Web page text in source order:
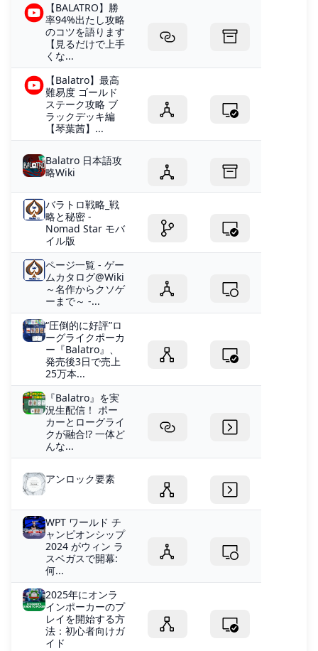
【BALATRO】勝
率94%出たし攻略
のコツを語ります
【見るだけで上手
くな...
【Balatro】最高
難易度 ゴールド
ステーク攻略 ブ
ラックデッキ編
【琴葉茜】...
Balatro 日本語攻
略Wiki
バラトロ戦略_戦
略と秘密 -
Nomad Star モバ
イル版
ページ一覧 - ゲー
ムカタログ@Wiki
～名作からクソゲ
ーまで～ -...
“圧倒的に好評”ロ
ーグライクポーカ
ー『Balatro』、
発売後3日で売上
25万本...
『Balatro』を実
況生配信！ ポー
カーとローグライ
クが融合!? 一体ど
んな...
アンロック要素
WPT ワールド チ
ャンピオンシップ
2024 がウィン ラ
スベガスで開幕:
何...
2025年にオンラ
インポーカーのプ
レイを開始する方
法：初心者向けガ
イド